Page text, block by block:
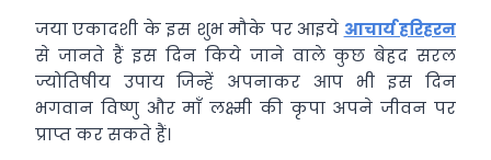
जया एकादशी के इस शुभ मौके पर आइये आचार्य हरिहरन
से जानते हैं इस दिन किये जाने वाले कुछ बेहद सरल
ज्योतिषीय उपाय जिन्हें अपनाकर आप भी इस दिन
भगवान विष्णु और माँ लक्ष्मी की कृपा अपने जीवन पर
प्राप्त कर सकते हैं।